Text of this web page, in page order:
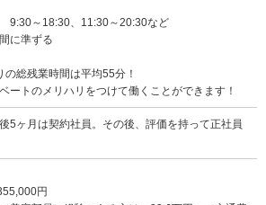
～18:30、11:30～20:30など
に準ずる
総残業時間は平均55分！
ートのメリハリをつけて働くことができます！
5ヶ月は契約社員。その後、評価を持って正社員
円